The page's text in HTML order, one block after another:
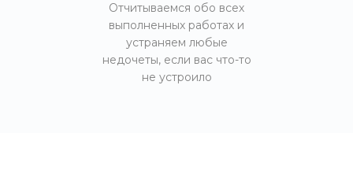
Отчитываемся обо всех
выполненных работах и
устраняем любые
недочеты, если вас что-то
не устроило